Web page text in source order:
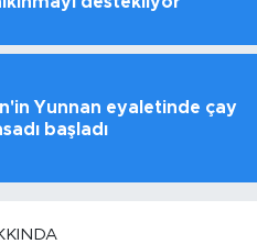
Yunnan eyaletinde çay
başladı